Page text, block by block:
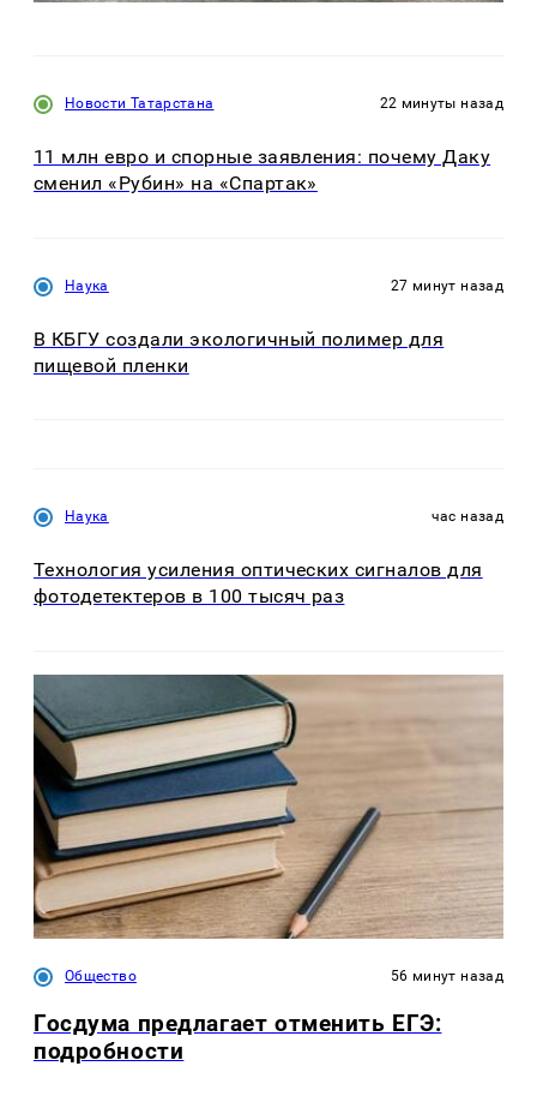
Новости Татарстана 22 минуты назад
11 млн евро и спорные заявления: почему Даку
сменил «Рубин» на «Спартак»
Наука 27 минут назад
В КБГУ создали экологичный полимер для
пищевой пленки
Наука час назад
Технология усиления оптических сигналов для
фотодетектеров в 100 тысяч раз
Общество 56 минут назад
Госдума предлагает отменить ЕГЭ:
подробности